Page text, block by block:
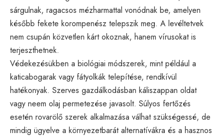
sárgulnak, ragacsos mézharmattal vonódnak be, amelyen
később fekete korompenész telepszik meg. A levéltetvek
nem csupán közvetlen kárt okoznak, hanem vírusokat is
terjeszthetnek.
Védekezésükben a biológiai módszerek, mint például a
katicabogarak vagy fátyolkák telepítése, rendkívül
hatékonyak. Szerves gazdálkodásban káliszappan oldat
vagy neem olaj permetezése javasolt. Súlyos fertőzés
esetén rovarölő szerek alkalmazása válhat szükségessé, de
mindig ügyelve a környezetbarát alternatívákra és a hasznos